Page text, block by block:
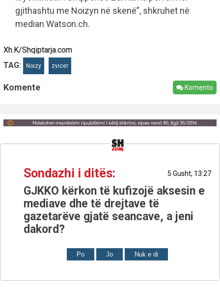
gjithashtu me Noizyn në skenë”, shkruhet në
median Watson.ch.
Xh.K/Shqiptarja.com
TAG:
Noizy zvicer
Komente Komento
Sondazhi i ditës: 5 Gusht, 13:27
GJKKO kërkon të kufizojë aksesin e
mediave dhe të drejtave të
gazetarëve gjatë seancave, a jeni
dakord?
Po Jo Nuk e di